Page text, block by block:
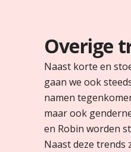
Overige
Naast korte en
gaan we ook
namen
maar ook
en Robin worden
Naast deze trends